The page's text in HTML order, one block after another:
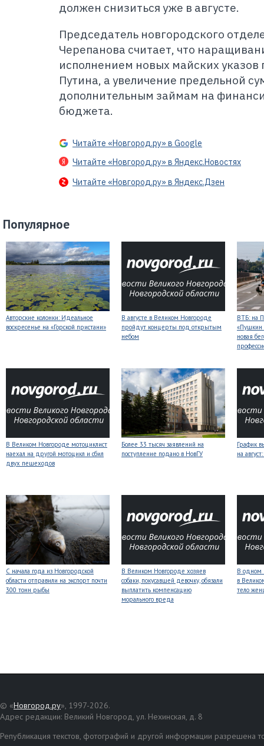
должен снизиться уже в августе.
Председатель новгородского
Черепанова считает, что
исполнением новых майских
Путина, а увеличение предельной
дополнительным займам на
бюджета.
Читайте «Новгород.ру» в Google
Читайте «Новгород.ру» в Яндекс.Новостях
Читайте «Новгород.ру» в Яндекс.Дзен
Популярное
Авторские колонки: Идеальное
воскресенье на «Горской пристани»
В августе в Великом Новгороде
пройдут концерты под открытым
небом
ВТБ: на
«Пушкин
новая
В Великом Новгороде мотоциклист
наехал на другой мотоцикл и сбил
двух пешеходов
Более 33 тысяч заявлений на
поступление подано в НовГУ
График
на
С начала года из Новгородской
области отправили на экспорт почти
300 тонн рыбы
В Великом Новгороде хозяев
собаки, покусавшей девочку, обязали
выплатить компенсацию
морального вреда
В одном
в
тело
© «Новгород.ру», 1997-2026.
Адрес редакции: Великий Новгород, ул. Нехинская, д. 8
Републикация текстов, фотографий и другой информации разрешена